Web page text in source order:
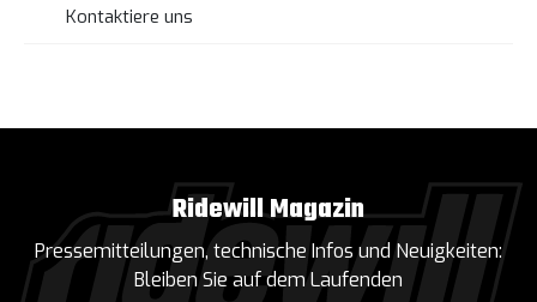
Kontaktiere uns
Ridewill Magazin
Pressemitteilungen, technische Infos und Neuigkeiten:
Bleiben Sie auf dem Laufenden